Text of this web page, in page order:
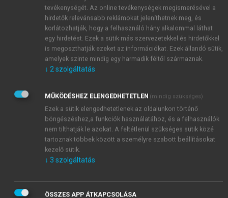
intézménynek helyt adó létesítményt érő esemény
(tűz, rombolódás) esetén, a helyben maradás mellett
történő továbbműködés biztosítása.
Ennek során meg kell határozni a nélkülözhető
szakmai profilokat, a megmaradt és használható
eszközök és helyiségek elosztásának rendjét és
felelősét, illetve fel kell mérni a
tartalékáramforrás(ok) kapacitását, folyamatos
működtetésének követelményeit, továbbá a kézi
betegmozgatás szervezési feltételeit.
Kapcsolódó tervek lehetnek: Egészségügyi
anyagbiztosítási terv, Élelmezési terv,
Kommunikációs terv
tevékenységét. Az online tevékenységek megismerésével a
hirdetők relevánsabb reklámokat jeleníthetnek meg, és
korlátozhatják, hogy a felhasználó hány alkalommal láthat
egy hirdetést. Ezek a sütik más szervezetekkel és hirdetőkkel
is megoszthatják ezeket az információkat. Ezek állandó sütik,
amelyek szinte mindig egy harmadik féltől származnak.
↓ 2szolgáltatás
MŰKÖDÉSHEZ ELENGEDHETETLEN (mindig szükséges)
Ezek a sütik elengedhetetlenek az oldalunkon történő
böngészéshez,a funkciók használatához, és a felhasználók
nem tilthatják le azokat. A feltétlenül szükséges sütik közé
tartoznak többek között a személyre szabott beállításokat
kezelő sütik.
↓ 3 szolgáltatás
ÖSSZES APP ÁTKAPCSOLÁSA